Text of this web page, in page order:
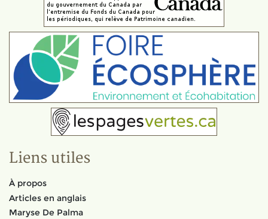
Liens utiles
À propos
Articles en anglais
Maryse De Palma